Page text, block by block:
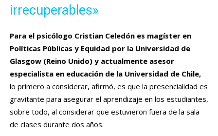
irrecuperables»
Para el psicólogo Cristian Celedón es magíster en
Políticas Públicas y Equidad por la Universidad de
Glasgow (Reino Unido) y actualmente asesor
especialista en educación de la Universidad de Chile,
lo primero a considerar, afirmó, es que la presencialidad es
gravitante para asegurar el aprendizaje en los estudiantes,
sobre todo, al considerar que estuvieron fuera de la sala
de clases durante dos años.